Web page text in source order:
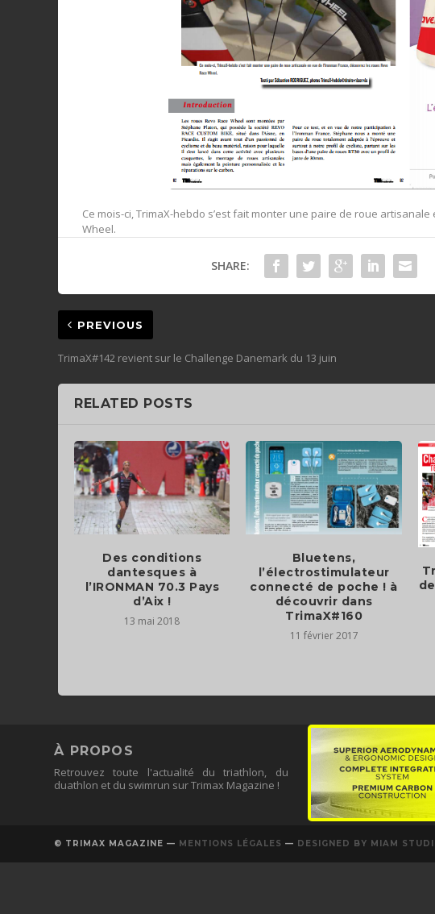
Ce mois-ci, TrimaX-hebdo s’est fait monter une paire de roue
Wheel.
SHARE:
PREVIOUS
TrimaX#142 revient sur le Challenge Danemark du 13 juin
RELATED POSTS
Des conditions
dantesques à
l’IRONMAN 70.3 Pays
d’Aix !
13 mai 2018
Bluetens,
l’électrostimulateur
connecté de poche ! à
découvrir dans
TrimaX#160
11 février 2017
À PROPOS
Retrouvez toute l'actualité du triathlon, du
duathlon et du swimrun sur Trimax Magazine !
© TRIMAX MAGAZINE — MENTIONS LÉGALES — DESIGNED BY MIAM